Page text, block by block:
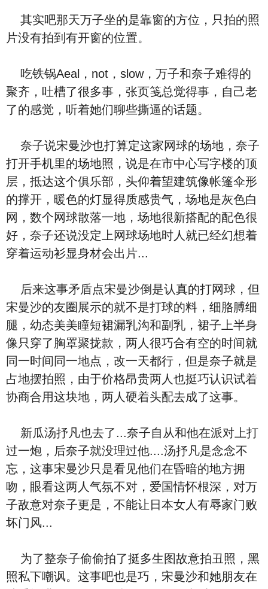
其实吧那天万子坐的是靠窗的方位，只拍的照
片没有拍到有开窗的位置。
吃铁锅Aeal，not，slow，万子和奈子难得的
聚齐，吐槽了很多事，张页笺总觉得事，自己老
了的感觉，听着她们聊些撕逼的话题。
奈子说宋曼沙也打算定这家网球的场地，奈子
打开手机里的场地照，说是在市中心写字楼的顶
层，抵达这个俱乐部，头仰着望建筑像帐篷伞形
的撑开，暖色的灯显得质感贵气，场地是灰色白
网，数个网球散落一地，场地很新搭配的配色很
好，奈子还说没定上网球场地时人就已经幻想着
穿着运动衫显身材会出片...
后来这事矛盾点宋曼沙倒是认真的打网球，但
宋曼沙的友圈展示的就不是打球的料，细胳膊细
腿，幼态美美瞳短裙漏乳沟和副乳，裙子上半身
像只穿了胸罩聚拢款，两人很巧合有空的时间就
同一时间同一地点，改一天都行，但是奈子就是
占地摆拍照，由于价格昂贵两人也挺巧认识试着
协商合用这块地，两人硬着头配去成了这事。
新瓜汤抒凡也去了...奈子自从和他在派对上打
过一炮，后奈子就没理过他....汤抒凡是念念不
忘，这事宋曼沙只是看见他们在昏暗的地方拥
吻，眼看这两人气氛不对，爱国情怀根深，对万
子敌意对奈子更是，不能让日本女人有辱家门败
坏门风...
为了整奈子偷偷拍了挺多生图故意拍丑照，黑
照私下嘲讽。这事吧也是巧，宋曼沙和她朋友在